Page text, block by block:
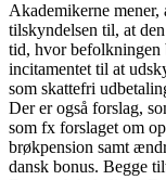
Akademikerne
tilskyndelsen til, at
tid, hvor befolkningen
incitamentet til at
som skattefri
Der er også forslag,
som fx forslaget om
brøkpension samt
dansk bonus. Begge